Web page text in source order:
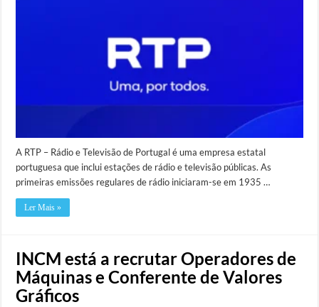
A RTP – Rádio e Televisão de Portugal é uma empresa estatal
portuguesa que inclui estações de rádio e televisão públicas. As
primeiras emissões regulares de rádio iniciaram-se em 1935 …
Ler Mais »
INCM está a recrutar Operadores de
Máquinas e Conferente de Valores
Gráficos